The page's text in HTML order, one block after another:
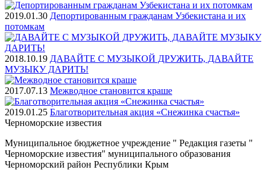
2019.01.30 Депортированным гражданам Узбекистана и их
потомкам
2018.10.19 ДАВАЙТЕ С МУЗЫКОЙ ДРУЖИТЬ, ДАВАЙТЕ
МУЗЫКУ ДАРИТЬ!
2017.07.13 Межводное становится краше
2019.01.25 Благотворительная акция «Снежинка счастья»
Черноморские известия
Муниципальное бюджетное учреждение " Редакция газеты "
Черноморские известия" муниципального образования
Черноморский район Республики Крым